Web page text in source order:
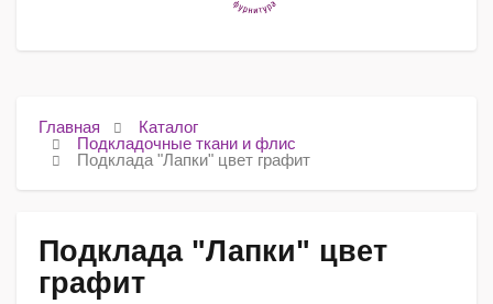
Главная
Каталог
Подкладочные ткани и флис
Подклада "Лапки" цвет графит
Подклада "Лапки" цвет
графит